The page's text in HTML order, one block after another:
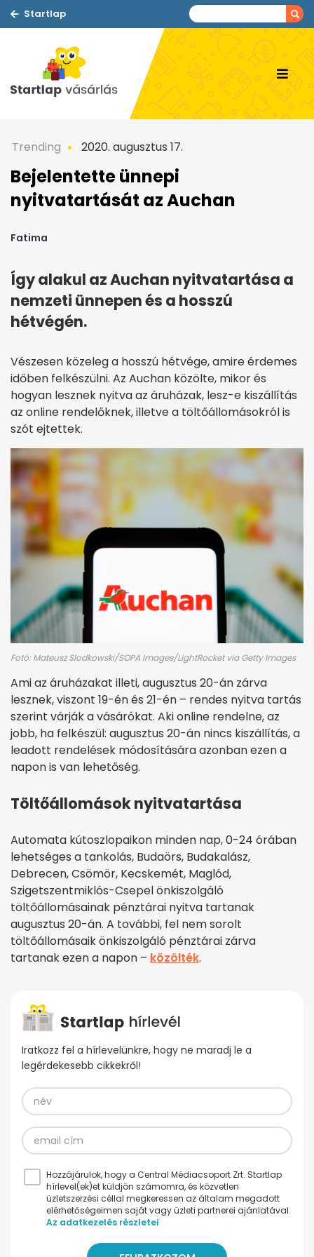
Startlap
Trending 2020. augusztus 17.
Bejelentette ünnepi
nyitvatartását az Auchan
Fatima
Így alakul az Auchan nyitvatartása a
nemzeti ünnepen és a hosszú
hétvégén.
Vészesen közeleg a hosszú hétvége, amire érdemes
időben felkészülni. Az Auchan közölte, mikor és
hogyan lesznek nyitva az áruházak, lesz-e kiszállítás
az online rendelőknek, illetve a töltőállomásokról is
szót ejtettek.
Fotó: Mateusz Slodkowski/SOPA Images/LightRocket via Getty Images
Ami az áruházakat illeti, augusztus 20-án zárva
lesznek, viszont 19-én és 21-én – rendes nyitva tartás
szerint várják a vásárókat. Aki online rendelne, az
jobb, ha felkészül: augusztus 20-án nincs kiszállítás, a
leadott rendelések módosítására azonban ezen a
napon is van lehetőség.
Töltőállomások nyitvatartása
Automata kútoszlopaikon minden nap, 0-24 órában
lehetséges a tankolás, Budaörs, Budakalász,
Debrecen, Csömör, Kecskemét, Maglód,
Szigetszentmiklós-Csepel önkiszolgáló
töltőállomásainak pénztárai nyitva tartanak
augusztus 20-án. A további, fel nem sorolt
töltőállomásaik önkiszolgáló pénztárai zárva
tartanak ezen a napon – közölték.
Iratkozz fel a hírlevelünkre, hogy ne maradj le a
legérdekesebb cikkekről!
Hozzájárulok, hogy a Central Médiacsoport Zrt. Startlap
hírlevel(ek)et küldjön számomra, és közvetlen
üzletszerzési céllal megkeressen az általam megadott
elérhetőségeimen saját vagy üzleti partnerei ajánlatával.
Az adatkezelés részletei